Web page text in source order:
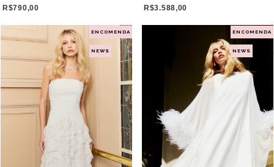
R$790,00 R$3.588,00
ENCOMENDA
NEWS
ENCOMENDA
NEWS